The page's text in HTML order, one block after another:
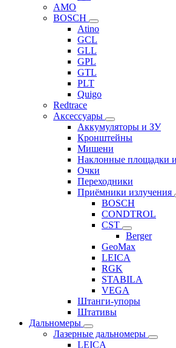
AMO
BOSCH
Atino
GCL
GLL
GPL
GTL
PLT
Quigo
Redtrace
Аксессуары
Аккумуляторы и ЗУ
Кронштейны
Мишени
Наклонные площадки
Очки
Переходники
Приёмники излучения
BOSCH
CONDTROL
CST
Berger
GeoMax
LEICA
RGK
STABILA
VEGA
Штанги-упоры
Штативы
Дальномеры
Лазерные дальномеры
LEICA